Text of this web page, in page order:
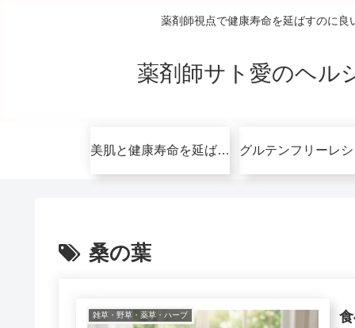
薬剤師視点で健康寿命を延ばすのに
薬剤師サト愛のヘル
美肌と健康寿命を延ばすコツ無料講座
桑の葉
雑草・野草・薬草・ハーブ